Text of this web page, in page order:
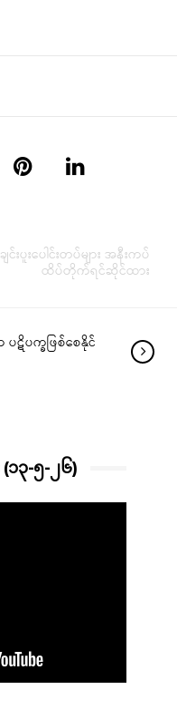
းပေါင်းတပ်များ အနီးကပ်
ထိပ်တိုက်ရင်ဆိုင်ထား
ပက္ခဖြစ်စေနိုင်
၃-၅-၂၆)